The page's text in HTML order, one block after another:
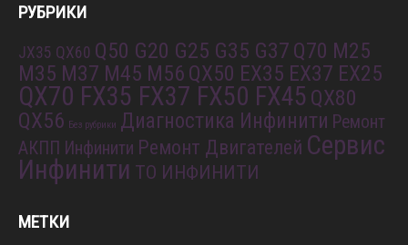
РУБРИКИ
JX35 QX60 Q50 G20 G25 G35 G37 Q70 M25
M35 M37 M45 M56 QX50 EX35 EX37 EX25
QX70 FX35 FX37 FX50 FX45 QX80
QX56 Без рубрики Диагностика Инфинити Ремонт
АКПП Инфинити Ремонт Двигателей Сервис
Инфинити ТО ИНФИНИТИ
МЕТКИ